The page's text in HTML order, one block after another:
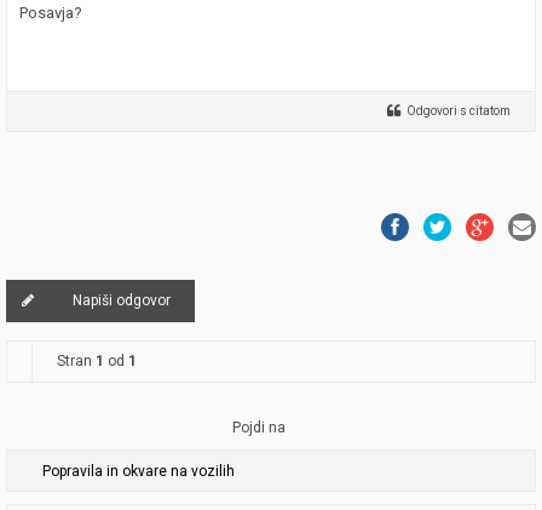
Posavja?
Odgovori s citatom
Napiši odgovor
Stran 1 od 1
Pojdi na